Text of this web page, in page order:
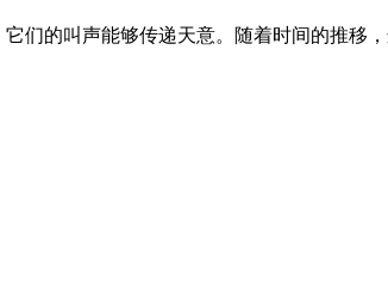
们的叫声能够传递天意。随着时间的推移